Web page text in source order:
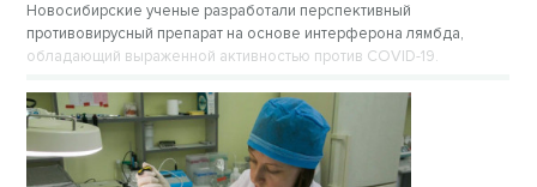
Новосибирские ученые разработали перспективный
противовирусный препарат на основе интерферона лямбда,
обладающий выраженной активностью против COVID-19.